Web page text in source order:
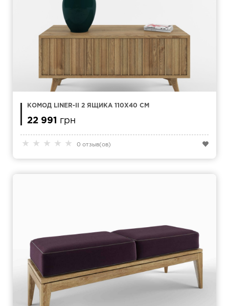
★ ★ ★ ★ ★ 0 отзыв(ов)
КОМОД LINER-II 2 ЯЩИКА 110X40 СМ
22 991 грн